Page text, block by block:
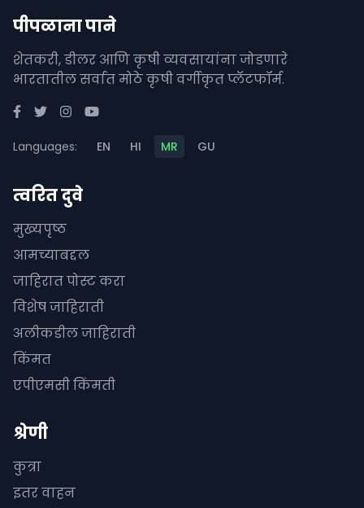
पीपळाना पाने
शेतकरी, डीलर आणि कृषी व्यवसायांना जोडणारे
भारतातील सर्वात मोठे कृषी वर्गीकृत प्लॅटफॉर्म.
Languages: EN HI MR GU
त्वरित दुवे
मुख्यपृष्ठ
आमच्याबद्दल
जाहिरात पोस्ट करा
विशेष जाहिराती
अलीकडील जाहिराती
किंमत
एपीएमसी किंमती
श्रेणी
कुत्रा
इतर वाहन